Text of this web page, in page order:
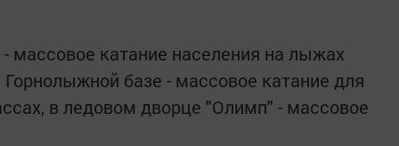
массовое катание населения на лыжах
базе - массовое катание для
в ледовом дворце "Олимп" - массовое